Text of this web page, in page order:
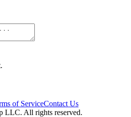
of ServiceContact Us
LLC. All rights reserved.